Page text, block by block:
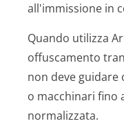
all'immissione in
Quando utilizza
offuscamento
non deve
o macchinari fino
normalizzata.